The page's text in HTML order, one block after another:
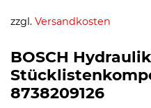
zzgl. Versandkosten
BOSCH
8738209126